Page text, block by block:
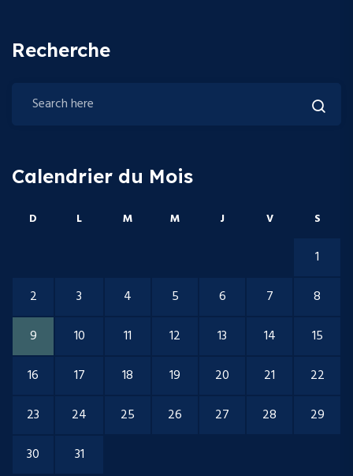
Recherche
Calendrier du Mois
D L M M J V S
1
2
3 4 5 6 7
8
9
10 11 12 13 14
15
16
17 18 19 20 21
22
23
24 25 26 27 28
29
30
31